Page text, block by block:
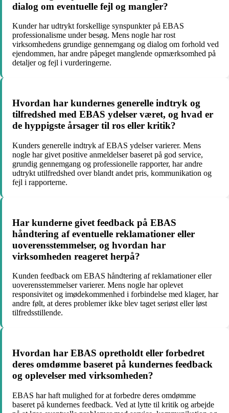
dialog om eventuelle fejl og mangler?
Kunder har udtrykt forskellige synspunkter på EBAS
professionalisme under besøg. Mens nogle har rost
virksomhedens grundige gennemgang og dialog om forhold ved
ejendommen, har andre påpeget manglende opmærksomhed på
detaljer og fejl i vurderingerne.
Hvordan har kundernes generelle indtryk og
tilfredshed med EBAS ydelser været, og hvad er
de hyppigste årsager til ros eller kritik?
Kunders generelle indtryk af EBAS ydelser varierer. Mens
nogle har givet positive anmeldelser baseret på god service,
grundig gennemgang og professionelle rapporter, har andre
udtrykt utilfredshed over blandt andet pris, kommunikation og
fejl i rapporterne.
Har kunderne givet feedback på EBAS
håndtering af eventuelle reklamationer eller
uoverensstemmelser, og hvordan har
virksomheden reageret herpå?
Kunden feedback om EBAS håndtering af reklamationer eller
uoverensstemmelser varierer. Mens nogle har oplevet
responsivitet og imødekommenhed i forbindelse med klager, har
andre følt, at deres problemer ikke blev taget seriøst eller løst
tilfredsstillende.
Hvordan har EBAS opretholdt eller forbedret
deres omdømme baseret på kundernes feedback
og oplevelser med virksomheden?
EBAS har haft mulighed for at forbedre deres omdømme
baseret på kundernes feedback. Ved at lytte til kritik og arbejde